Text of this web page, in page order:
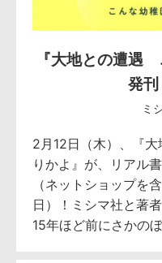
『大地との遭遇
発刊
ミ
2月12日（木）、『
りかよ』が、リアル
（ネットショップを
日）！ミシマ社と著
15年ほど前にさかのぼ